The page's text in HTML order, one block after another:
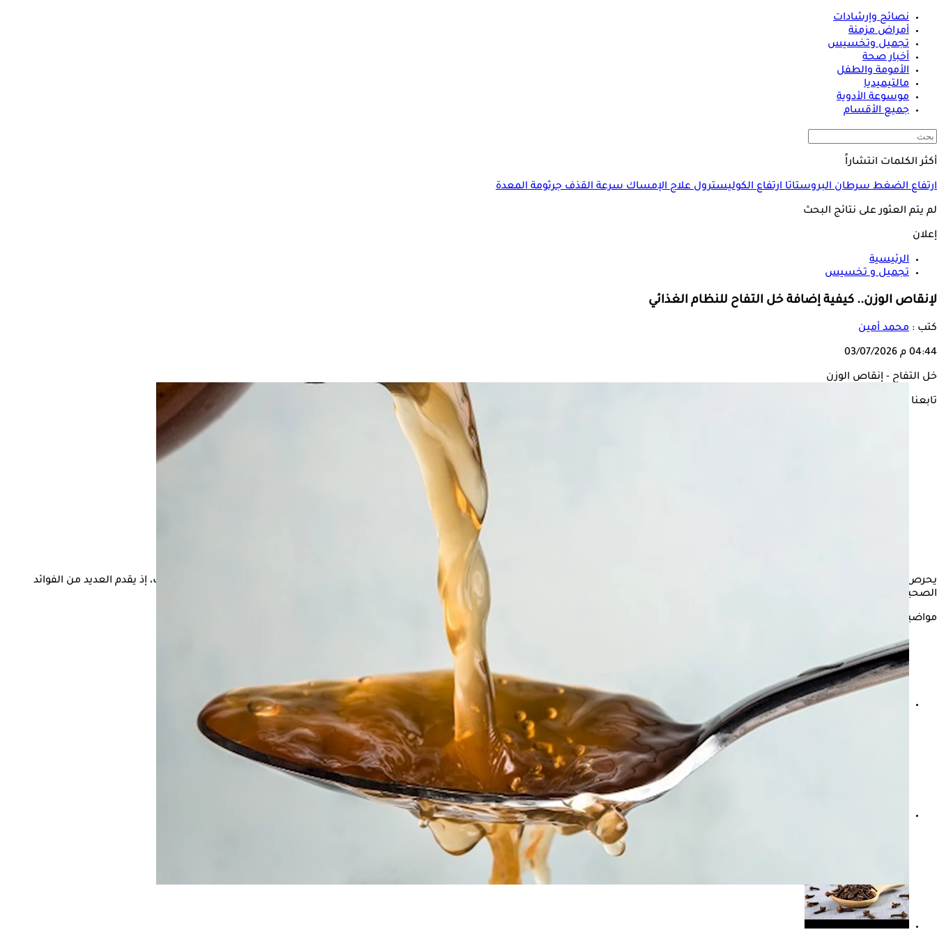
نصائح وإرشادات
أمراض مزمنة
تجميل وتخسيس
أخبار صحة
الأمومة والطفل
مالتيميديا
موسوعة الأدوية
جميع الأقسام
أكثر الكلمات انتشاراً
ارتفاع الضغطسرطان البروستاتاارتفاع الكوليسترولعلاج الإمساكسرعة القذفجرثومة المعدة
لم يتم العثور على نتائج البحث
إعلان
الرئيسية
تجميل و تخسيس
لإنقاص الوزن.. كيفية إضافة خل التفاح للنظام الغذائي
كتب : محمد أمين
04:44 م 03/07/2026
خل التفاح - إنقاص الوزن
تابعنا على
يحرص البعض على إضافة
للأطعمة، وكذا يتم استخدامه في الطهي، بسبب نكهته اللاذعة التي تجعله إضافة رائعة لتتبيلات السلطة، والمخللات، وبعض المشروبات، إذ يقدم العديد من الفوائد
الصحية الطبيعية.
مواضيع ذات صلة
سر ميسي- إليك النظام الغذائي وتدريبات البرغوث الأرجنتيني